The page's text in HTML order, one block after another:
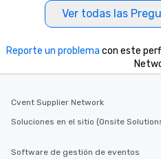
Ver todas las
Reporte un problema con este
Cvent Supplier Network
Soluciones en el sitio (Onsite
Software de gestión de eventos